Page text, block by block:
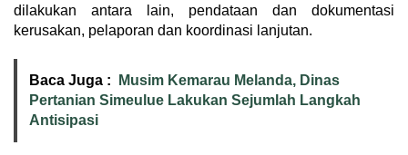
dilakukan antara lain, pendataan dan dokumentasi
kerusakan, pelaporan dan koordinasi lanjutan.
Baca Juga :
Musim Kemarau Melanda, Dinas
Pertanian Simeulue Lakukan Sejumlah Langkah
Antisipasi